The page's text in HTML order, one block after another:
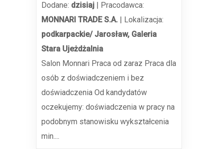
Dodane: dzisiaj | Pracodawca:
MONNARI TRADE S.A. | Lokalizacja:
podkarpackie/ Jarosław, Galeria
Stara Ujeżdżalnia
Salon Monnari Praca od zaraz Praca dla
osób z doświadczeniem i bez
doświadczenia Od kandydatów
oczekujemy: doświadczenia w pracy na
podobnym stanowisku wykształcenia
min....